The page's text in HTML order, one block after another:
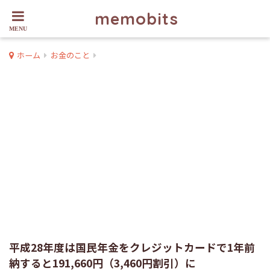
memobits
ホーム お金のこと
平成28年度は国民年金をクレジットカードで1年前
納すると191,660円（3,460円割引）に